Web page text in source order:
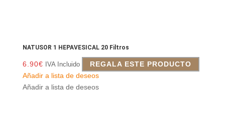
NATUSOR 1 HEPAVESICAL 20 Filtros
6.90€ IVA Incluido
REGALA ESTE PRODUCTO
Añadir a lista de deseos
Añadir a lista de deseos